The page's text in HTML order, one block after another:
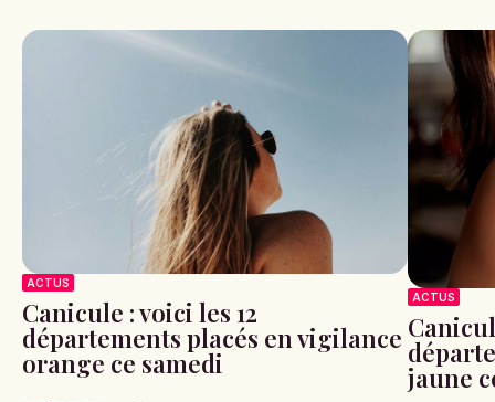
ACTUS
Canicule : voici les 12
départements placés en vigilance
orange ce samedi
ACTUS
jaune